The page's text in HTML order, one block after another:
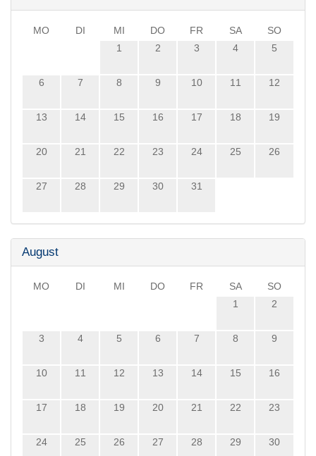
MO DI MI DO FR SA
SO
1
2 3 4 5
6 7 8 9 10 11 12
13 14 15 16 17 18 19
20 21 22 23 24 25 26
27 28 29 30 31
August
MO DI MI DO FR SA
SO
1
2
3 4 5 6 7 8 9
10 11 12 13 14 15 16
17 18 19 20 21 22 23
24 25 26 27 28 29 30